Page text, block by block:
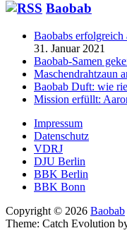
Baobab
Baobabs erfolgreich
31. Januar 2021
Baobab-Samen
Maschendrahtzaun
Baobab Duft: wie
Mission erfüllt:
Seitenfuß-
Menü
Impressum
Datenschutz
VDRJ
DJU Berlin
BBK Berlin
BBK Bonn
Copyright © 2026 Baobab
Theme: Catch Evolution